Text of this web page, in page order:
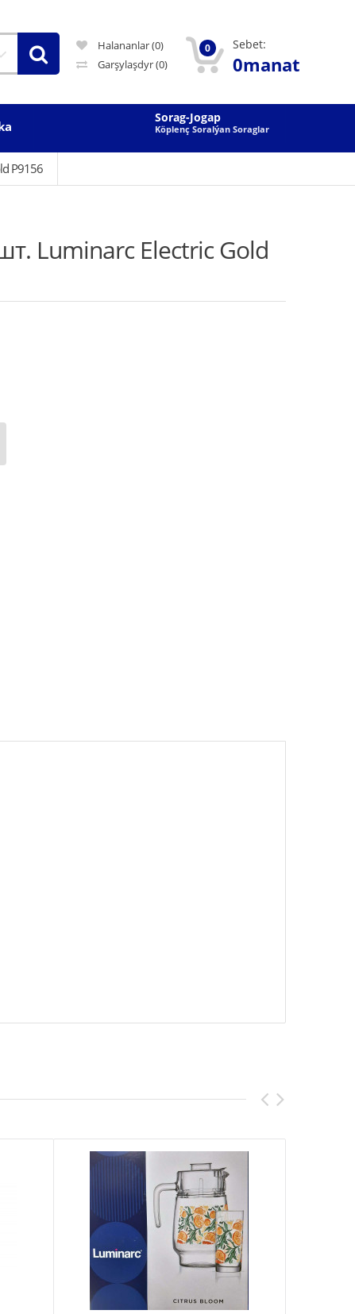
Halananlar (0)
Garşylaşdyr(0)
0 Sebet:
0manat
Sorag-Jogap
Köplenç Soralýan Soraglar
P9156
Luminarc Electric Gold